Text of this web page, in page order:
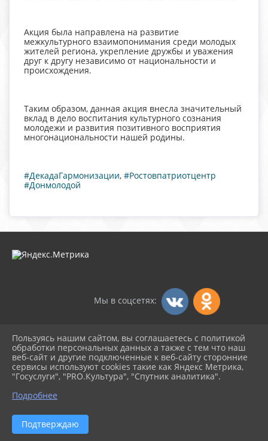
Акция была направлена на развитие
межкультурного взаимопонимания среди молодых
жителей региона, укрепление дружбы и уважения
друг к другу независимо от национальности и
происхождения.
Таким образом, данная акция внесла значительный
вклад в дело воспитания культурного сознания
молодежи и развития позитивного восприятия
многонациональности нашей родины.
#ДекадаГармонизации, #Ростовпатриотцентр
#Донмолодой
Мы в соцсетях:
2026 г. dksambek.ru
Вход
Карта сайта
Политика обработки персональных данных
Сделано на KubCMS
Пользуясь нашим сайтом, вы соглашаетесь с политикой
обработки персональных данных а также с тем что наш
веб-сайт и другие подключенные к веб-сайту сторонние
сервисы используют cookies такие как Яндекс Метрика,
"Госуслуги", "PRO.Культура", "Спутник аналитика".
Подробнее
Подтверждаю